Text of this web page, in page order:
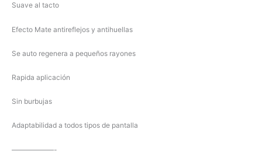
Suave al tacto
Efecto Mate antireflejos y antihuellas
Se auto regenera a pequeños rayones
Rapida aplicación
Sin burbujas
Adaptabilidad a todos tipos de pantalla
——————-